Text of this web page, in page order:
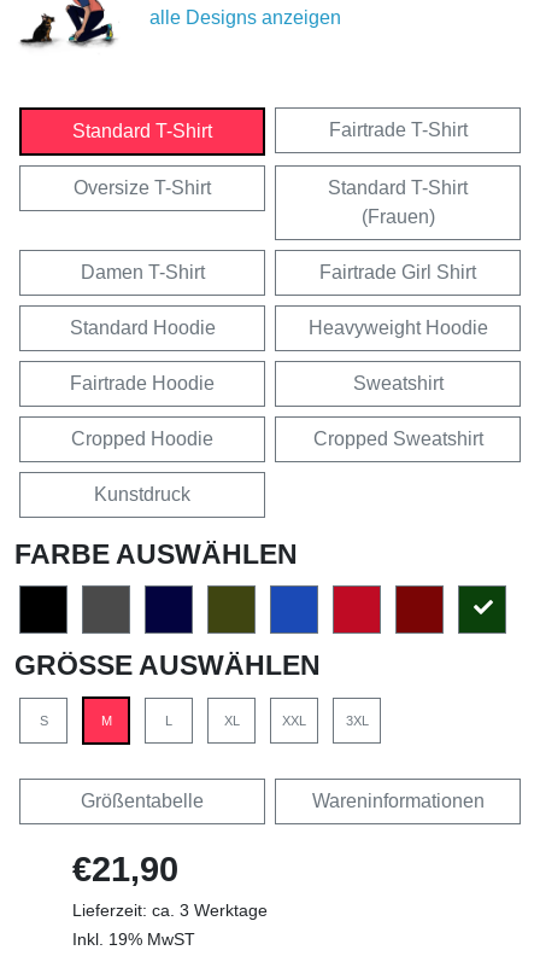
alle Designs anzeigen
Standard T-Shirt Fairtrade T-Shirt
Oversize T-Shirt
Standard T-Shirt
(Frauen)
Damen T-Shirt Fairtrade Girl Shirt
Standard Hoodie Heavyweight Hoodie
Fairtrade Hoodie Sweatshirt
Cropped Hoodie Cropped Sweatshirt
Kunstdruck
FARBE AUSWÄHLEN
GRÖSSE AUSWÄHLEN
S M L XL XXL 3XL
Größentabelle Wareninformationen
€21,90
Lieferzeit: ca. 3 Werktage
Inkl. 19% MwST